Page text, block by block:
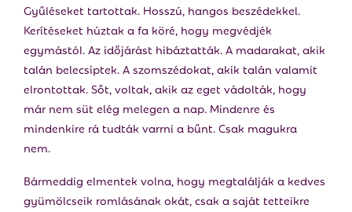
Gyűléseket tartottak. Hosszú, hangos beszédekkel.
Kerítéseket húztak a fa köré, hogy megvédjék
egymástól. Az időjárást hibáztatták. A madarakat, akik
talán belecsíptek. A szomszédokat, akik talán valamit
elrontottak. Sőt, voltak, akik az eget vádolták, hogy
már nem süt elég melegen a nap. Mindenre és
mindenkire rá tudták varrni a bűnt. Csak magukra
nem.
Bármeddig elmentek volna, hogy megtalálják a kedves
gyümölcseik romlásának okát, csak a saját tetteikre